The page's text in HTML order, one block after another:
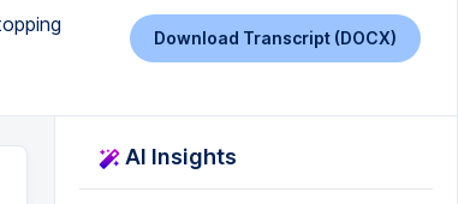
Download Transcript (DOCX)
AI Insights